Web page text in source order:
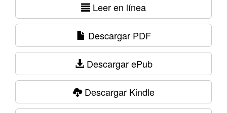
Leer en línea
Descargar PDF
Descargar ePub
Descargar Kindle